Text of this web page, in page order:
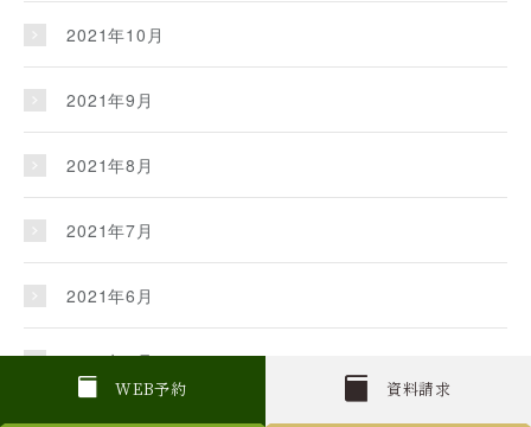
W EB予約 資料請求
2021年10月
2021年9月
2021年8月
2021年7月
2021年6月
2021年5月